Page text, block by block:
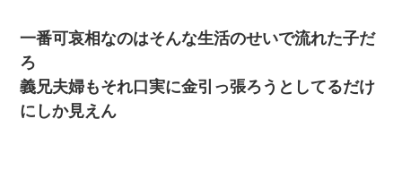
一番可哀相なのはそんな生活のせいで流れた子だ
ろ
義兄夫婦もそれ口実に金引っ張ろうとしてるだけ
にしか見えん